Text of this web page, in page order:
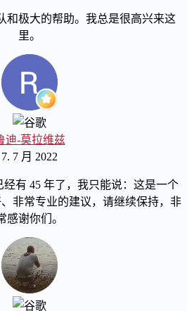
和极大的帮助。我总是很高兴来这
里。
迪-莫拉维兹
7. 7 月 2022
有 45 年了，我只能说：这是一个
非常专业的建议，请继续保持，非
感谢你们。